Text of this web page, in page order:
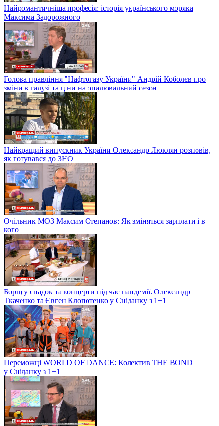
Найромантичніша професія: історія українського моряка
Максима Задорожного
Голова правління "Нафтогазу України" Андрій Коболєв про
зміни в галузі та ціни на опалювальний сезон
Найкращий випускник України Олександр Люклян розповів,
як готувався до ЗНО
Очільник МОЗ Максим Степанов: Як зміняться зарплати і в
кого
Борщ у спадок та концерти під час пандемії: Олександр
Ткаченко та Євген Клопотенко у Сніданку з 1+1
Переможці WORLD OF DANCE: Колектив THE BOND
у Сніданку з 1+1